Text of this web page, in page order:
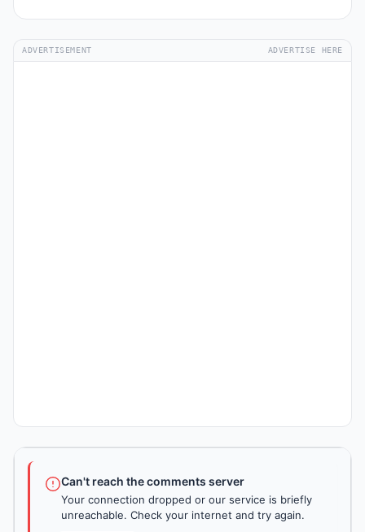
ADVERTISEMENT ADVERTISE HERE
Can't reach the comments server
Your connection dropped or our service is briefly
unreachable. Check your internet and try again.